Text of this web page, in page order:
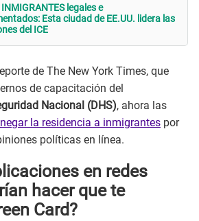
INMIGRANTES legales e
Esta ciudad de EE.UU. lidera las
del ICE
de The New York Times, que
de capacitación del
Nacional (DHS), ahora las
negar la residencia a inmigrantes por
políticas en línea.
en redes
hacer que te
Card?